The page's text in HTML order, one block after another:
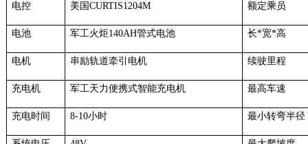
电控 美国CURTIS1204M 额定乘员
电池 军工火炬140AH管式电池 长*宽*高
电机 串励轨道牵引电机 续驶里程
充电机 军工天力便携式智能充电机 最高车速
充电时间 8-10小时 最小转弯半径